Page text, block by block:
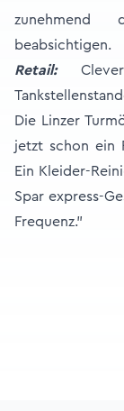
zunehmend
beabsichtigen.
Retail:
Die Linzer
jetzt schon ein
Ein Kleider-
Spar express-
Frequenz.”